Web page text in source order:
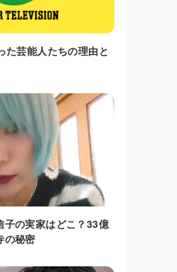
た芸能人たちの理由と
子の実家はどこ？33億
の秘密